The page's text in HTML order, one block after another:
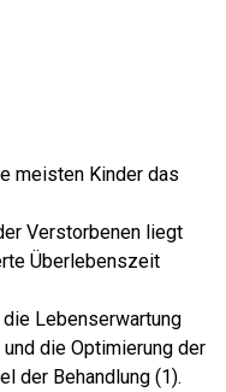
meisten Kinder das
Verstorbenen liegt
Überlebenszeit
Lebenserwartung
die Optimierung der
der Behandlung (1).